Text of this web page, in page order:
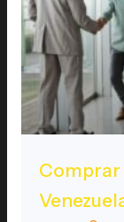
Comprar